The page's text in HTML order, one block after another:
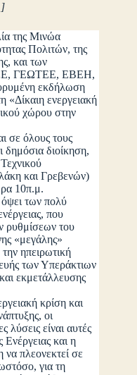
της Μινώα
Πολιτών, της
και των
ΓΕΩΤΕΕ, ΕΒΕΗ,
εκδήλωση
«Δίκαιη ενεργειακή
χώρου στην
όλους τους
δημόσια διοίκηση,
και Γρεβενών)
10π.μ.
των πολύ
που
ρυθμίσεων του
«μεγάλης»
ηπειρωτική
των Υπεράκτιων
εκμετάλλευσης
κρίση και
οι
λύσεις είναι αυτές
και η
πλεονεκτεί σε
για τη